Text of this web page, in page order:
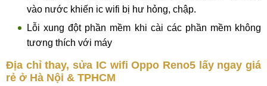
vào nước khiến ic wifi bị hư hỏng, chập.
Lỗi xung đột phần mềm khi cài các phần mềm không
tương thích với máy
Địa chỉ thay, sửa IC wifi Oppo Reno5 lấy ngay giá
rẻ ở Hà Nội & TPHCM